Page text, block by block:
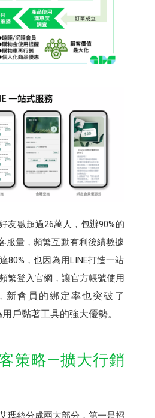
友數超過26萬人，包辦90%的
服量，頻繁互動有利後續數據
80%，也因為用LINE打造一站
繁登入官網，讓官方帳號使用
新會員的綁定率也突破了
戶黏著工具的強大優勢。
策略—擴大行銷
瑪絲分成兩大部分，第一是招